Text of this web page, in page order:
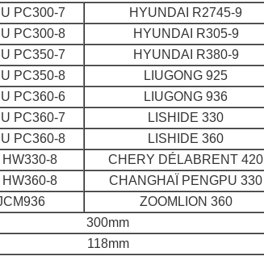
PC300-7
HYUNDAI R2745-9
PC300-8
HYUNDAI R305-9
PC350-7
HYUNDAI R380-9
PC350-8
LIUGONG 925
PC360-6
LIUGONG 936
PC360-7
LISHIDE 330
PC360-8
LISHIDE 360
HW330-8
CHERY DÉLABRENT 420
HW360-8
CHANGHAÏ PENGPU 330
ZOOMLION 360
300mm
118mm